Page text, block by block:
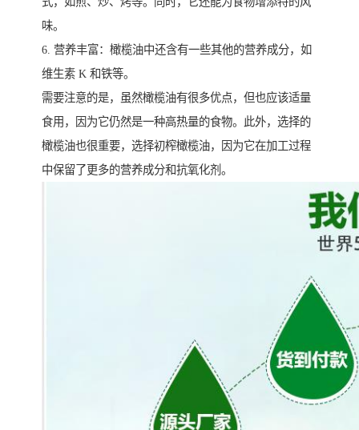
味。
6. 营养丰富：橄榄油中还含有一些其他的营养成分，如
维生素 K 和铁等。
需要注意的是，虽然橄榄油有很多优点，但也应该适量
食用，因为它仍然是一种高热量的食物。此外，选择的
橄榄油也很重要，选择初榨橄榄油，因为它在加工过程
中保留了更多的营养成分和抗氧化剂。